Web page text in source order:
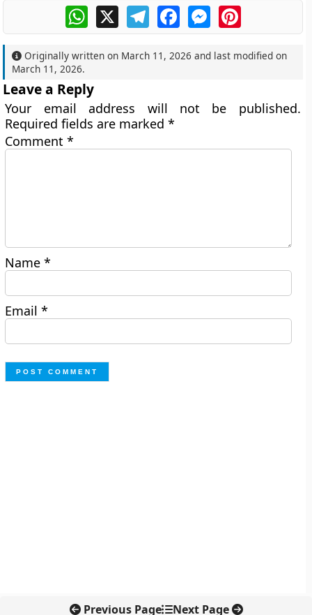
WhatsApp
X TelegramFacebookMessengerPinterest
Originally written on March 11, 2026 and last modified on
March 11, 2026.
Leave a Reply
Your email address will not be published.
Required fields are marked*
Comment*
Name*
Email*
Previous Page Next Page